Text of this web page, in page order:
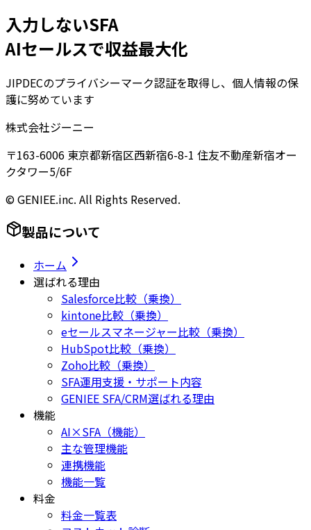
入力しないSFA
AIセールスで収益最大化
JIPDECのプライバシーマーク認証を取得し、個人情報の保
護に努めています
株式会社ジーニー
〒163-6006 東京都新宿区西新宿6-8-1 住友不動産新宿オー
クタワー5/6F
© GENIEE.inc. All Rights Reserved.
製品について
ホーム
選ばれる理由
Salesforce比較（乗換）
kintone比較（乗換）
eセールスマネージャー比較（乗換）
HubSpot比較（乗換）
Zoho比較（乗換）
SFA運用支援・サポート内容
GENIEE SFA/CRM選ばれる理由
機能
AI×SFA（機能）
主な管理機能
連携機能
機能一覧
料金
料金一覧表